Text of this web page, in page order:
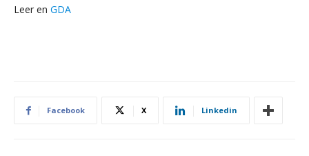
Leer en GDA
Facebook X Linkedin